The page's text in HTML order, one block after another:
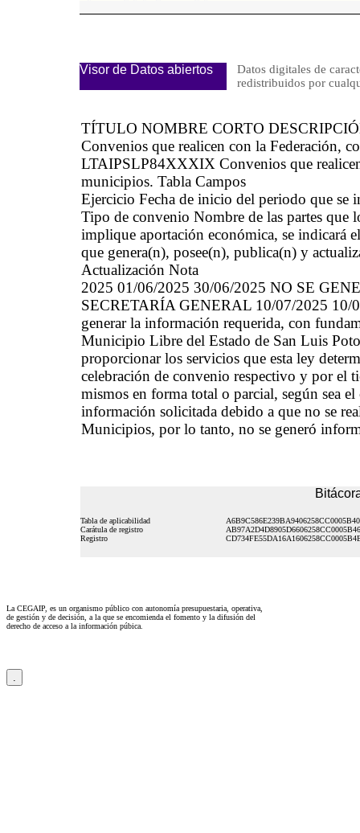
Visor de Datos abiertos
Datos digitales de
redistribuidos por
TÍTULO NOMBRE CORTO
Convenios que realicen con la Federación,
LTAIPSLP84XXXIX Convenios que
municipios. Tabla Campos
Ejercicio Fecha de inicio del periodo que se
Tipo de convenio Nombre de las partes que
implique aportación económica, se indicará
que genera(n), posee(n), publica(n) y
Actualización Nota
2025 01/06/2025 30/06/2025 NO SE
SECRETARÍA GENERAL 10/07/2025 10/
generar la información requerida, con
Municipio Libre del Estado de San Luis
proporcionar los servicios que esta ley
celebración de convenio respectivo y por el
mismos en forma total o parcial, según sea
información solicitada debido a que no se
Municipios, por lo tanto, no se generó
Tabla de aplicabilidad
Carátula de registro
Registro
La CEGAIP, es un organismo público con autonomía presupuestaria, operativa,
de gestión y de decisión, a la que se encomienda el fomento y la difusión del
derecho de acceso a la información púbica.